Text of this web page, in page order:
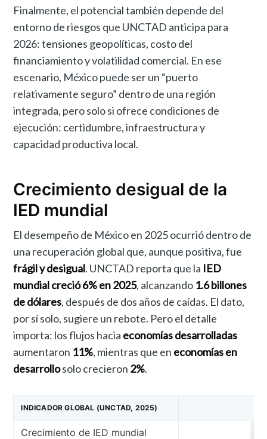
Finalmente, el potencial también depende del
entorno de riesgos que UNCTAD anticipa para
2026: tensiones geopolíticas, costo del
financiamiento y volatilidad comercial. En ese
escenario, México puede ser un “puerto
relativamente seguro” dentro de una región
integrada, pero solo si ofrece condiciones de
ejecución: certidumbre, infraestructura y
capacidad productiva local.
Crecimiento desigual de la
IED mundial
El desempeño de México en 2025 ocurrió dentro de
una recuperación global que, aunque positiva, fue
frágil y desigual. UNCTAD reporta que la IED
mundial creció 6% en 2025, alcanzando 1.6 billones
de dólares, después de dos años de caídas. El dato,
por sí solo, sugiere un rebote. Pero el detalle
importa: los flujos hacia economías desarrolladas
aumentaron 11%, mientras que en economías en
desarrollosolo crecieron 2%.
INDICADOR GLOBAL (UNCTAD, 2025)
Crecimiento de IED mundial